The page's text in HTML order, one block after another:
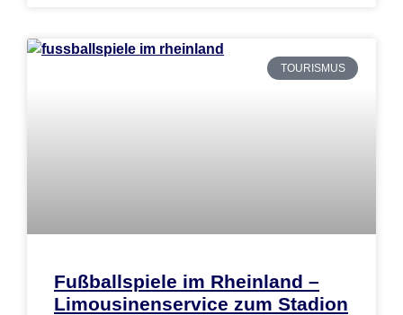
TOURISMUS
Fußballspiele im Rheinland –
Limousinenservice zum Stadion